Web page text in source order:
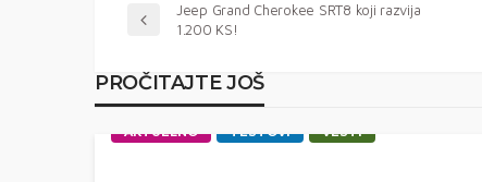
Jeep Grand Cherokee SRT8 koji razvija
1.200 KS!
PROČITAJTE JOŠ
AKTUELNO TESTOVI VESTI